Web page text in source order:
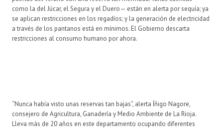
como la del Júcar, el Segura y el Duero— están en alerta por sequía; ya
se aplican restricciones en los regadíos; y la generación de electricidad
a través de los pantanos está en mínimos. El Gobierno descarta
restricciones al consumo humano por ahora.
“Nunca había visto unas reservas tan bajas”, alerta Íñigo Nagore,
consejero de Agricultura, Ganadería y Medio Ambiente de La Rioja.
Lleva más de 20 años en este departamento ocupando diferentes